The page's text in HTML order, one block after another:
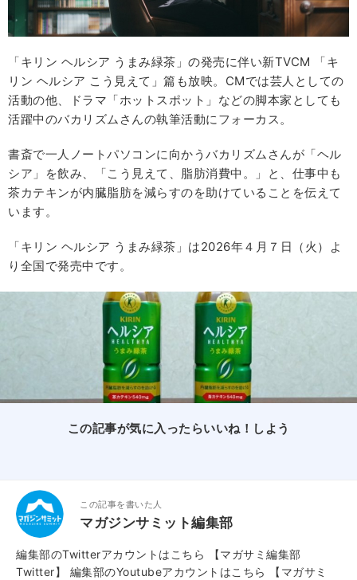
「キリン ヘルシア うまみ緑茶」の発売に伴い新TVCM 「キ
リン ヘルシア こう見えて」篇も放映。CMでは芸人としての
活動の他、ドラマ「ホットスポット」などの脚本家としても
活躍中のバカリズムさんの執筆活動にフォーカス。
書斎で一人ノートパソコンに向かうバカリズムさんが「ヘル
シア」を飲み、「こう見えて、脂肪消費中。」と、仕事中も
茶カテキンが内臓脂肪を減らすのを助けていることを伝えて
います。
「キリン ヘルシア うまみ緑茶」は2026年４月７日（火）よ
り全国で発売中です。
この記事が気に入ったらいいね！しよう
この記事を書いた人
マガジンサミット編集部
編集部のTwitterアカウントはこちら
【マガサミ編集部
Twitter】
編集部のYoutubeアカウントはこちら
【マガサミ